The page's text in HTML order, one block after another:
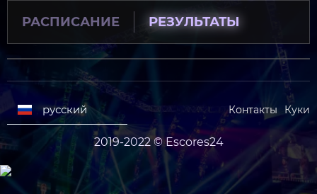
РАСПИСАНИЕ РЕЗУЛЬТАТЫ
русский Контакты Куки
2019-2022 © Escores24